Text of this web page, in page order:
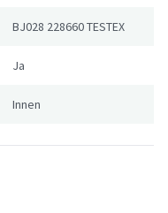
BJ028 228660 TESTEX
Ja
Innen